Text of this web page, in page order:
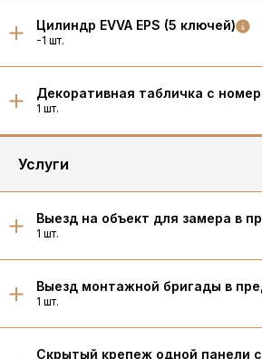
Цилиндр EVVA EPS (5 ключей)
-1 шт.
Декоративная табличка с
1 шт.
Услуги
Выезд на объект для замера в
1 шт.
Выезд монтажной бригады в
1 шт.
Скрытый крепеж одной панели